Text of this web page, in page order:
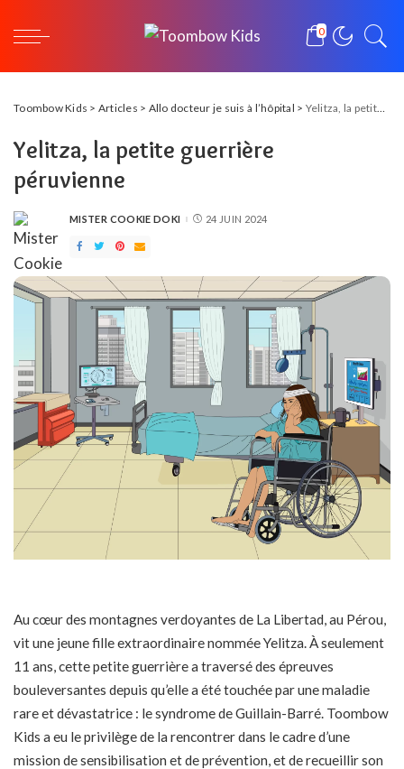
0
Toombow Kids > Articles > Allo docteur je suis à l’hôpital > Yelitza, la petite guerrière péruvienne
Yelitza, la petite guerrière
péruvienne
POSTED
MISTER COOKIE DOKI 24 JUIN 2024
Au cœur des montagnes verdoyantes de La Libertad, au Pérou,
vit une jeune fille extraordinaire nommée Yelitza. À seulement
11 ans, cette petite guerrière a traversé des épreuves
bouleversantes depuis qu’elle a été touchée par une maladie
rare et dévastatrice : le syndrome de Guillain-Barré. Toombow
Kids a eu le privilège de la rencontrer dans le cadre d’une
mission de sensibilisation et de prévention, et de recueillir son